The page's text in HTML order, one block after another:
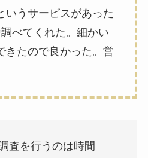
いうサービスがあった
べてくれた。細かい
きたので良かった。営
査を行うのは時間